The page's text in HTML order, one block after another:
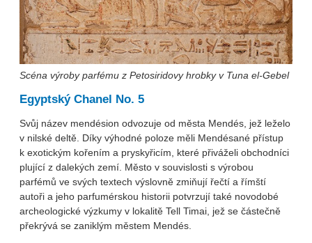
Scéna výroby parfému z Petosiridovy hrobky v Tuna el-Gebel
Egyptský Chanel No. 5
Svůj název mendésion odvozuje od města Mendés, jež leželo
v nilské deltě. Díky výhodné poloze měli Mendésané přístup
k exotickým kořením a pryskyřicím, které přiváželi obchodníci
plující z dalekých zemí. Město v souvislosti s výrobou
parfémů ve svých textech výslovně zmiňují řečtí a římští
autoři a jeho parfumérskou historii potvrzují také novodobé
archeologické výzkumy v lokalitě Tell Timai, jež se částečně
překrývá se zaniklým městem Mendés.